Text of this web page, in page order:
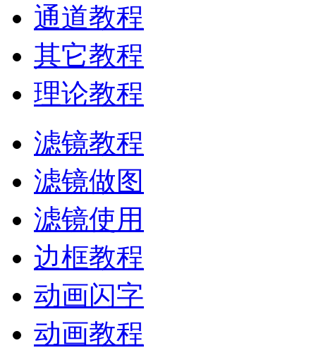
通道教程
其它教程
理论教程
滤镜教程
滤镜做图
滤镜使用
边框教程
动画闪字
动画教程